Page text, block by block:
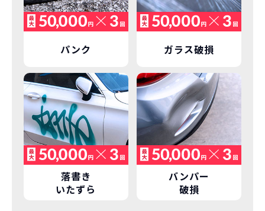
お車を返却いただく
必要があるため
通常のカーリースの場合、そのまま継続
して乗るか、購入するかなどを選べます。
しかし、NORIDOKIの場合は、車両を必
ず返却していただくことを前提とするこ
とで「超低価格」を実現しています。
ライフスタイルに合わせたお車の選択が
できます。急な引っ越し、転勤、家族が増
えるなど。その時その時の状況に合わせ
た車を選べるっていいとおもいません
新型の新車に 定期的に乗換
継続的にかかる費用が
維持にかかる、毎年の｢自動車税｣はコミ
コミ。3年契約なので通常車検時にかかる
｢自動車重量税｣、｢自賠責保険料｣「整備
料」などが不要となります。
パンク ガラス破損
落書き
いたずら
バンパー
破損